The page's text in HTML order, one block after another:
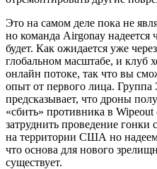
Это на самом деле пока не
но команда Airgonay надеется
будет. Как ожидается уже
глобальном масштабе, и клуб
онлайн потоке, так что вы
опыт от первого лица. Группа
предсказывает, что дроны
«сбить» противника в
затруднить проведение
на территории США но
что основа для нового
существует.